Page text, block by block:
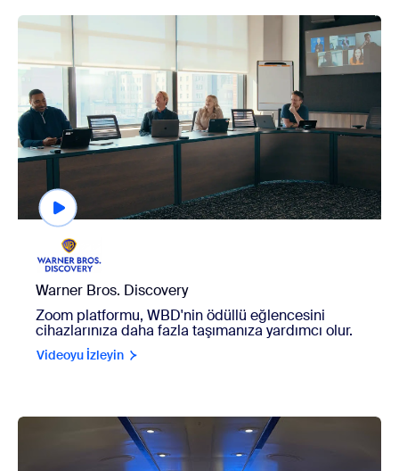
view Warner Bros. Discovery
Warner Bros. Discovery
Zoom platformu, WBD'nin ödüllü eğlencesini
cihazlarınıza daha fazla taşımanıza yardımcı olur.
Videoyu İzleyin
view BNSF Railway